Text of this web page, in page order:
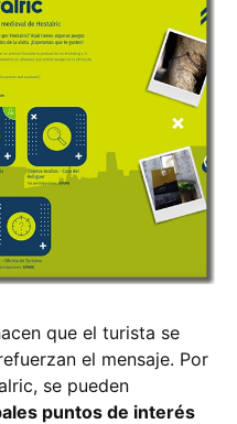
que el turista se
el mensaje. Por
se pueden
puntos de interés